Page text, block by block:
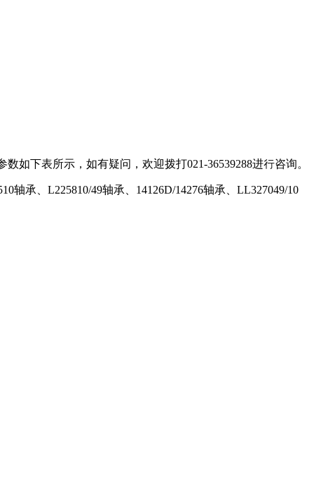
下表所示，如有疑问，欢迎拨打021-36539288进行咨询。
承、L225810/49轴承、14126D/14276轴承、LL327049/10